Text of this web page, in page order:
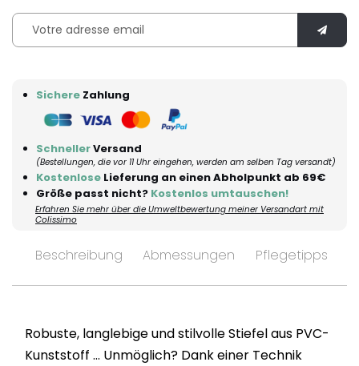
Sichere Zahlung
SchnellerVersand
(Bestellungen, die vor 11 Uhr eingehen, werden am selben Tag versandt)
Kostenlose Lieferung an einen Abholpunkt ab 69€
Größe passt nicht? Kostenlos umtauschen!
Erfahren Sie mehr über die Umweltbewertung meiner Versandart mit
Colissimo
Beschreibung Abmessungen Pflegetipps
Robuste, langlebige und stilvolle Stiefel aus PVC-
Kunststoff ... Unmöglich? Dank einer Technik